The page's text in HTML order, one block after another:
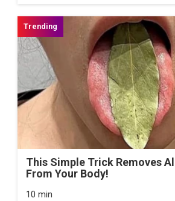
This Simple Trick Removes
From Your Body!
10 min